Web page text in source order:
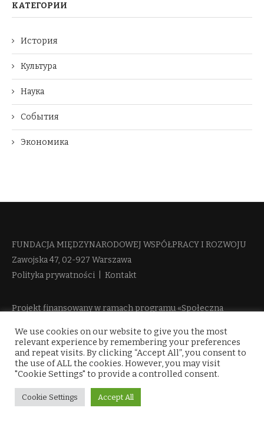
КАТЕГОРИИ
История
Культура
Наука
События
Экономика
FUNDACJA MIĘDZYNARODOWEJ WSPÓŁPRACY I ROZWOJU​
Zawojska 47, 02-927 Warszawa
Polityka prywatności
Kontakt
Projekt finansowany w ramach programu «Społeczna
więcej informacji
We use cookies on our website to give you the most
relevant experience by remembering your preferences
and repeat visits. By clicking “Accept All”, you consent to
the use of ALL the cookies. However, you may visit
"Cookie Settings" to provide a controlled consent.
Cookie Settings Accept All